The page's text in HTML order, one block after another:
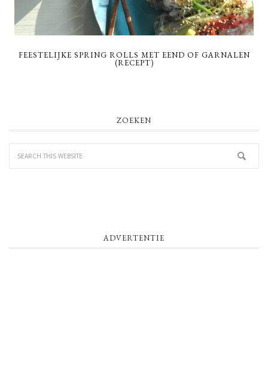
FEESTELIJKE SPRING ROLLS MET EEND OF GARNALEN
(RECEPT)
ZOEKEN
ADVERTENTIE